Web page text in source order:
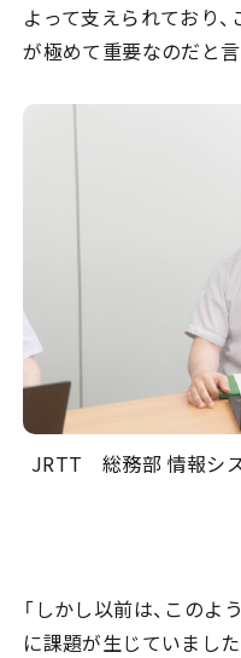
よって支えられており
が極めて重要なのだと言
JRTT 総務部 情報シ
「しかし以前は、この
に課題が生じていまし